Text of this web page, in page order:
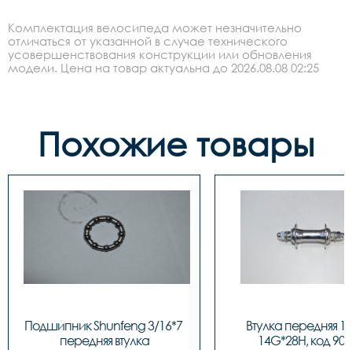
Комплектация велосипеда может незначительно
отличаться от указанной в случае технического
усовершенствования конструкции или обновления
модели. Цена на товар актуальна до 2026.08.08 02:25
Похожие товары
Подшипник Shunfeng 3/16*7
передняя втулка
Втулка передняя
14G*28H, код